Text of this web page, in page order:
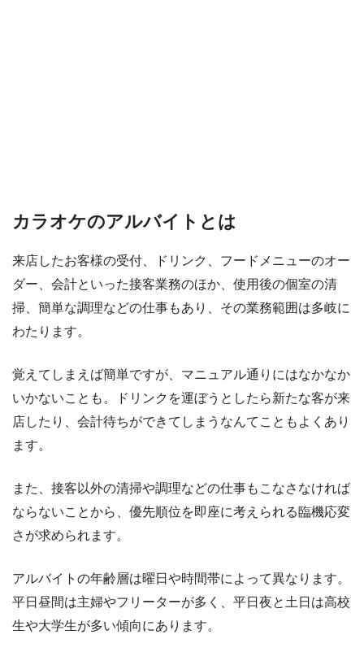
カラオケのアルバイトとは
来店したお客様の受付、ドリンク、フードメニューのオー
ダー、会計といった接客業務のほか、使用後の個室の清
掃、簡単な調理などの仕事もあり、その業務範囲は多岐に
わたります。
覚えてしまえば簡単ですが、マニュアル通りにはなかなか
いかないことも。ドリンクを運ぼうとしたら新たな客が来
店したり、会計待ちができてしまうなんてこともよくあり
ます。
また、接客以外の清掃や調理などの仕事もこなさなければ
ならないことから、優先順位を即座に考えられる臨機応変
さが求められます。
アルバイトの年齢層は曜日や時間帯によって異なります。
平日昼間は主婦やフリーターが多く、平日夜と土日は高校
生や大学生が多い傾向にあります。